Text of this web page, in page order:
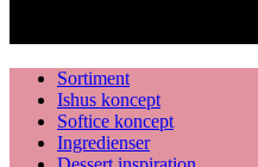
Sortiment
Ishus koncept
Softice koncept
Ingredienser